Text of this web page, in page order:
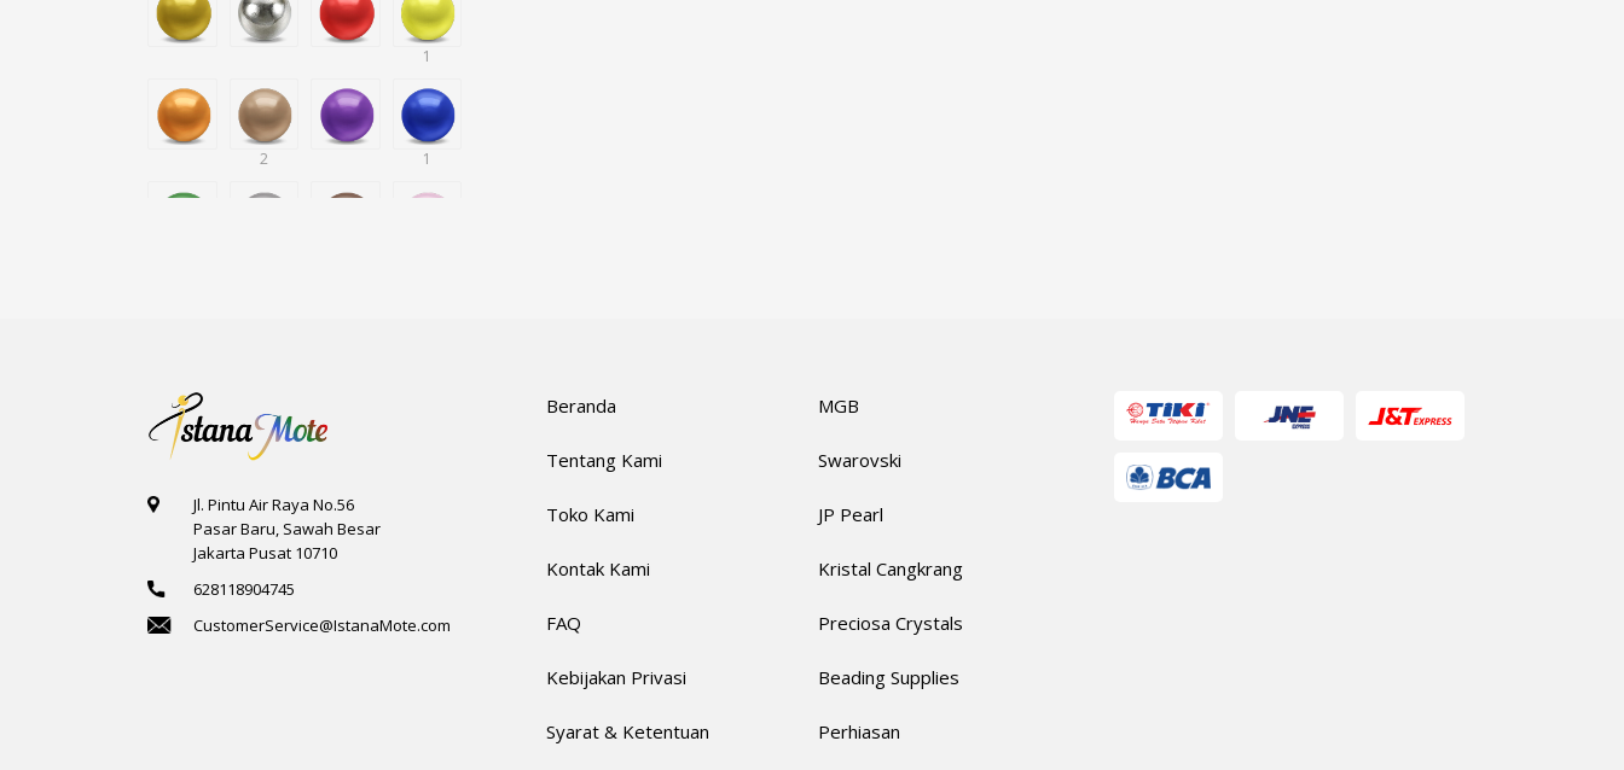
6mm
Small / S-P
1
2 1
Jl. Pintu Air Raya No.56
Pasar Baru, Sawah Besar
Jakarta Pusat 10710
628118904745
CustomerService@IstanaMote.com
Beranda
Tentang Kami
Toko Kami
Kontak Kami
FAQ
Kebijakan Privasi
Syarat & Ketentuan
MGB
Swarovski
JP Pearl
Kristal Cangkrang
Preciosa Crystals
Beading Supplies
Perhiasan